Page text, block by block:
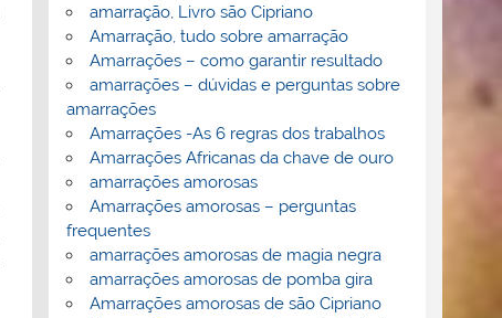
amarração, Livro são Cipriano
Amarração, tudo sobre amarração
Amarrações – como garantir resultado
amarrações – dúvidas e perguntas sobre
amarrações
Amarrações -As 6 regras dos trabalhos
Amarrações Africanas da chave de ouro
amarrações amorosas
Amarrações amorosas – perguntas
frequentes
amarrações amorosas de magia negra
amarrações amorosas de pomba gira
Amarrações amorosas de são Cipriano